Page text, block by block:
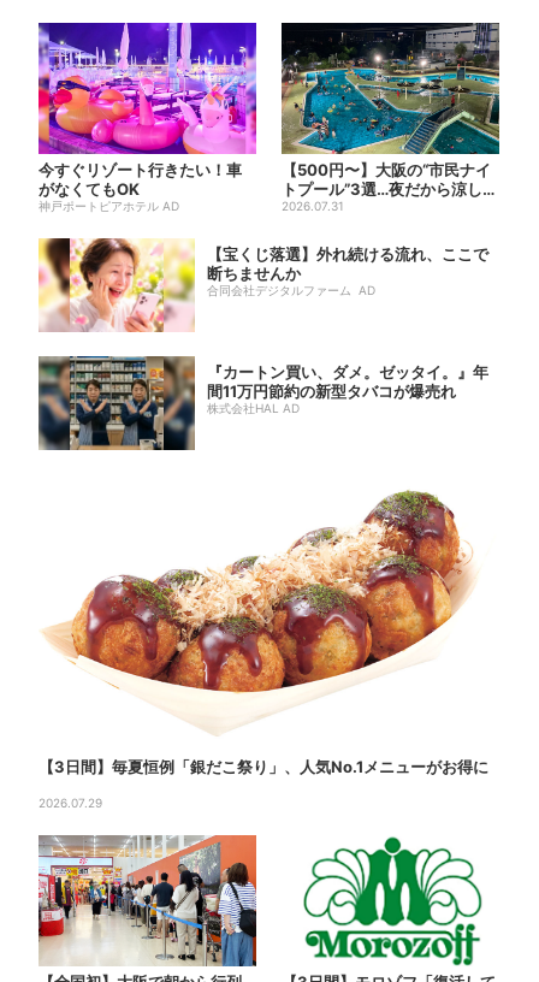
今すぐリゾート行きたい！車
がなくてもOK
神戸ポートピアホテル AD
【500円〜】大阪の“市民ナイ
トプール”3選…夜だから涼しい
＆コスパ最強
2026.07.31
【宝くじ落選】外れ続ける流れ、ここで
断ちませんか
合同会社デジタルファーム AD
『カートン買い、ダメ。ゼッタイ。』年
間11万円節約の新型タバコが爆売れ
株式会社HAL AD
【3日間】毎夏恒例「銀だこ祭り」、人気No.1メニューがお得に
2026.07.29